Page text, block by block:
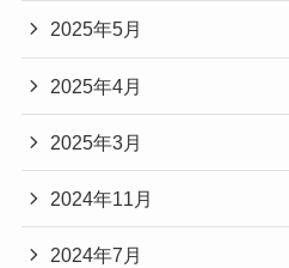
2025年5月
2025年4月
2025年3月
2024年11月
2024年7月